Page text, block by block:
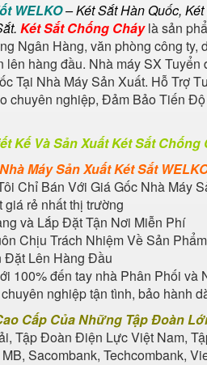
WELKO–Két Sắt Hàn Quốc,
. Két Sắt Chống Cháylà sản
Ngân Hàng, văn phòng công ty,
lên hàng đầu. Nhà máy SX Tuyển
Tại Nhà Máy Sản Xuất. Hỗ Trợ
chuyên nghiệp, Đảm Bảo Tiến
Kế Và Sản Xuất Két Sắt Chống
Máy Sản Xuất Két Sắt
Chỉ Bán Với Giá Gốc Nhà Máy
giá rẻ nhất thị trường
và Lắp Đặt Tận Nơi Miễn Phí
Chịu Trách Nhiệm Về Sản Phẩm
Đặt Lên Hàng Đầu
100% đến tay nhà Phân Phối và
nghiệp tận tình, bảo hành
Cấp Của Những Tập Đoàn
Tập Đoàn Điện Lực Việt Nam,
Sacombank, Techcombank,